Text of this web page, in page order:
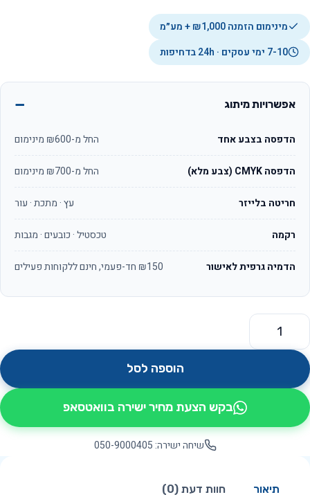
מינימום הזמנה ₪1,000 + מע״מ
7-10 ימי עסקים · 24h בדחיפות
אפשרויות מיתוג
הדפסה בצבע אחד החל מ-₪600 מינימום
הדפסה CMYK (צבע מלא) החל מ-₪700 מינימום
חריטה בלייזר עץ · מתכת · עור
רקמה טכסטיל · כובעים · מגבות
הדמיה גרפית לאישור ₪150 חד-פעמי, חינם ללקוחות פעילים
כמות של כוסות פלסטיק רב פעמיות ממותג לוגו
הוספה לסל
בקש הצעת מחיר ישירה בוואטסאפ
שיחה ישירה: 050-9000405
תיאור חוות דעת (0)